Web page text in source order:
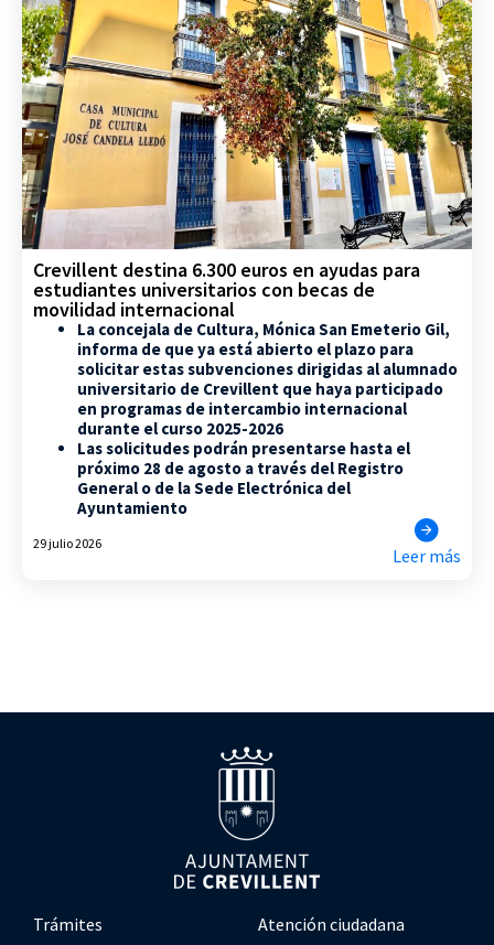
Crevillent destina 6.300 euros en ayudas para
estudiantes universitarios con becas de
movilidad internacional
La concejala de Cultura, Mónica San Emeterio Gil,
informa de que ya está abierto el plazo para
solicitar estas subvenciones dirigidas al alumnado
universitario de Crevillent que haya participado
en programas de intercambio internacional
durante el curso 2025-2026
Las solicitudes podrán presentarse hasta el
próximo 28 de agosto a través del Registro
General o de la Sede Electrónica del
Ayuntamiento
29 julio 2026
Leer más
Trámites
Atención ciudadana